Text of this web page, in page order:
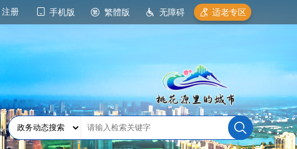
注册 手机版 繁體版 无障碍 适老专区